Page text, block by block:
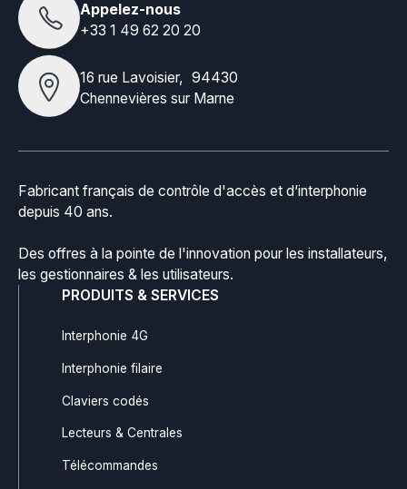
Appelez-nous
+33 1 49 62 20 20
16 rue Lavoisier, 94430
Chennevières sur Marne
Fabricant français de contrôle d'accès et d’interphonie
depuis 40 ans.
Des offres à la pointe de l'innovation pour les installateurs,
les gestionnaires & les utilisateurs.
PRODUITS & SERVICES
Interphonie 4G
Interphonie filaire
Claviers codés
Lecteurs & Centrales
Télécommandes